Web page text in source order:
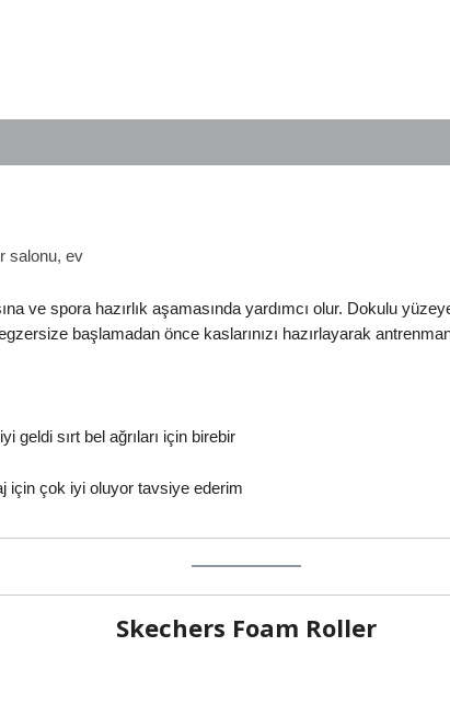
salonu, ev
ve spora hazırlık aşamasında yardımcı olur. Dokulu
başlamadan önce kaslarınızı hazırlayarak
geldi sırt bel ağrıları için birebir
için çok iyi oluyor tavsiye ederim
Skechers Foam Roller